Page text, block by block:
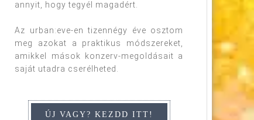
annyit, hogy tegyél magadért.
Az urban:eve-en tizennégy éve osztom
meg azokat a praktikus módszereket,
amikkel mások konzerv-megoldásait a
saját utadra cserélheted.